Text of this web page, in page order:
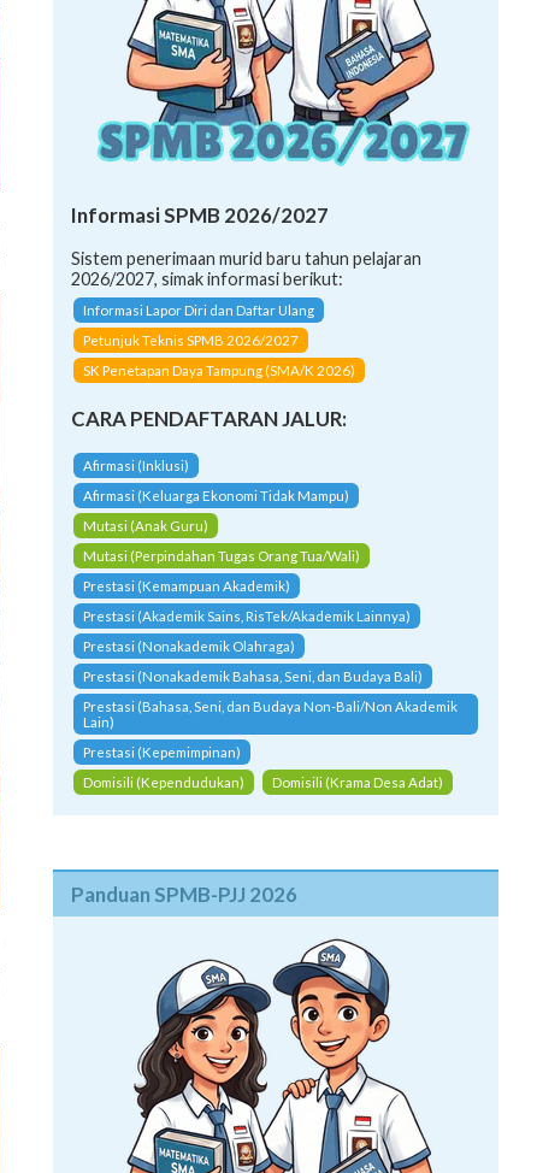
Informasi SPMB 2026/2027
Sistem penerimaan murid baru tahun pelajaran
2026/2027, simak informasi berikut:
Informasi Lapor Diri dan Daftar Ulang
Petunjuk Teknis SPMB 2026/2027
SK Penetapan Daya Tampung (SMA/K 2026)
CARA PENDAFTARAN JALUR:
Afirmasi (Inklusi)
Afirmasi (Keluarga Ekonomi Tidak Mampu)
Mutasi (Anak Guru)
Mutasi (Perpindahan Tugas Orang Tua/Wali)
Prestasi (Kemampuan Akademik)
Prestasi (Akademik Sains, RisTek/Akademik Lainnya)
Prestasi (Nonakademik Olahraga)
Prestasi (Nonakademik Bahasa, Seni, dan Budaya Bali)
Prestasi (Bahasa, Seni, dan Budaya Non-Bali/Non Akademik
Lain)
Prestasi (Kepemimpinan)
Domisili (Kependudukan)
Domisili (Krama Desa Adat)
Panduan SPMB-PJJ 2026